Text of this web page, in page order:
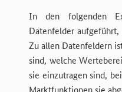
In den folgenden
Datenfelder
Zu allen Datenfeldern
sind, welche
sie einzutragen sind,
Marktfunktionen sie